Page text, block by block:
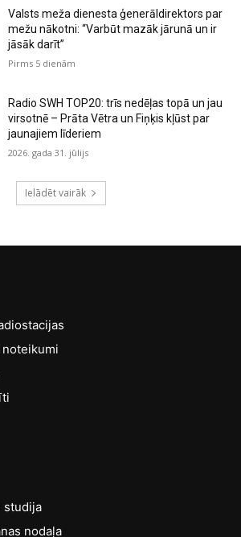
Valsts meža dienesta ģenerāldirektors par
mežu nākotni: “Varbūt mazāk jārunā un ir
jāsāk darīt”
Pirms 5 dienām
Radio SWH TOP20: trīs nedēļas topā un jau
virsotnē – Prāta Vētra un Fiņķis kļūst par
jaunajiem līderiem
2026. gada 31. jūlijs
Ielādēt vairāk
noteikumi
studija
nodaļa